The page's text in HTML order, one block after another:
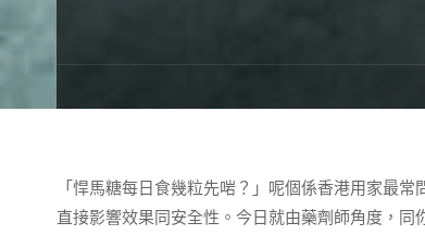
「悍馬糖每日食幾粒先啱？」呢個係香港用家最
直接影響效果同安全性。今日就由藥劑師角度，